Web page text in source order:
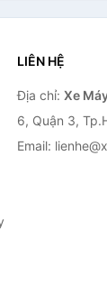
LIÊN HỆ
Địa chỉ: Xe
6, Quận 3,
Email: